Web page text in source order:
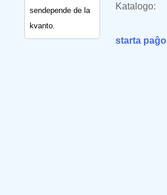
sendepende de la
kvanto.
Katalogo:
starta paĝo